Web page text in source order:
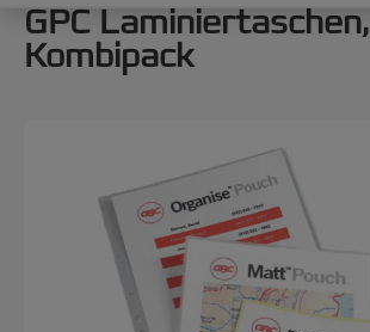
GPC Laminiertaschen,
Kombipack